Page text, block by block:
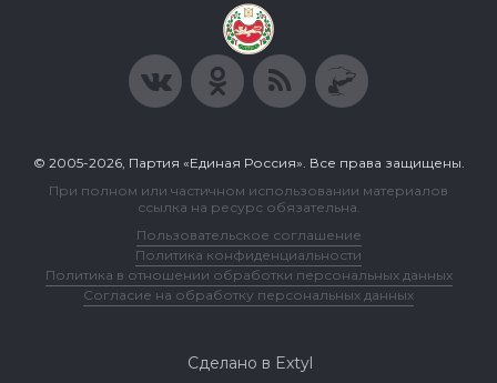
© 2005-2026, Партия «Единая Россия». Все права защищены.
При полном или частичном использовании материалов
ссылка на ресурс обязательна.
Пользовательское соглашение
Политика конфиденциальности
Политика в отношении обработки персональных данных
Согласие на обработку персональных данных
Сделано в Extyl